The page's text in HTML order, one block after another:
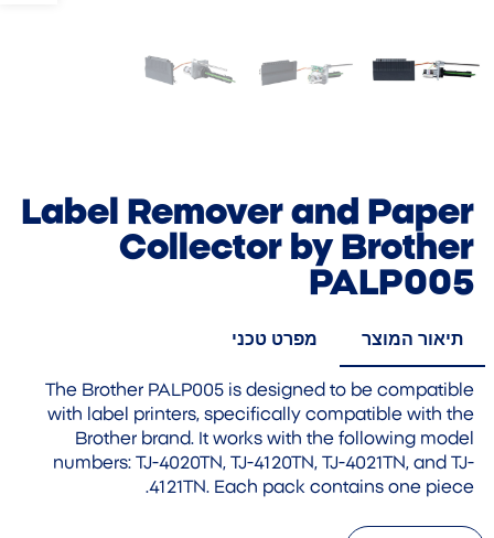
Label Remover and Paper
Collector by Brother
PALP005
תיאור המוצר מפרט טכני
The Brother PALP005 is designed to be compatible
with label printers, specifically compatible with the
Brother brand. It works with the following model
numbers: TJ-4020TN, TJ-4120TN, TJ-4021TN, and TJ-
4121TN. Each pack contains one piece.